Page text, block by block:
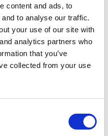
content and ads, to
to analyse our traffic.
your use of our site with
analytics partners who
that you’ve
collected from your use
manquants,
avion cloué
solution la plus
pour chaque défi
dédié. Dans le